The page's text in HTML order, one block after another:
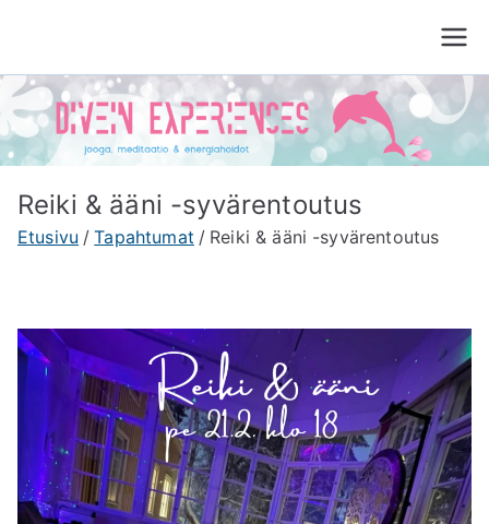
Divein Experiences
Reiki & ääni -syvärentoutus
Etusivu Tapahtumat Reiki & ääni -syvärentoutus